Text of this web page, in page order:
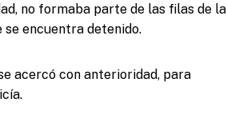
no formaba parte de las filas de la
encuentra detenido.
acercó con anterioridad, para